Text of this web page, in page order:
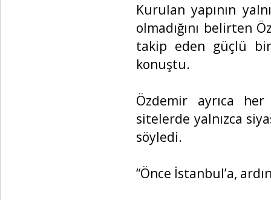
Kurulan yapının
olmadığını belirten
takip eden güçlü bir
konuştu.
Özdemir ayrıca
sitelerde yalnızca
söyledi.
“Önce İstanbul’a,